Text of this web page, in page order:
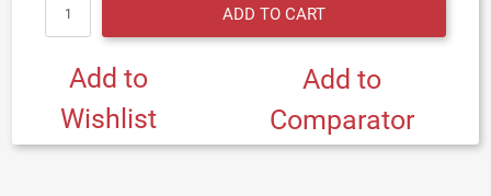
ADD TO CART
Add to
Wishlist
Add to
Comparator